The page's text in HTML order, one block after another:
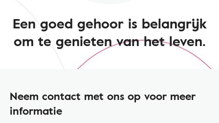
Een goed gehoor is belangrijk
om te genieten van het leven.
Neem contact met ons op voor meer
informatie